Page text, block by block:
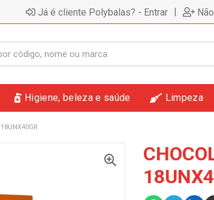
Já é cliente Polybalas? - Entrar |
Higiene, beleza e saúde Limpeza